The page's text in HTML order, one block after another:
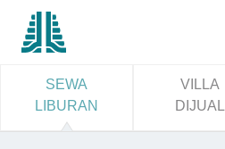
SEWA
LIBURAN
VILLA
DIJUAL